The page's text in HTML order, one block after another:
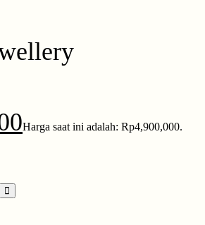
Harga saat ini adalah: Rp4,900,000.